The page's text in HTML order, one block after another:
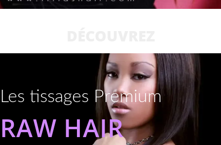
Les tissages Premium
RAW HAIR